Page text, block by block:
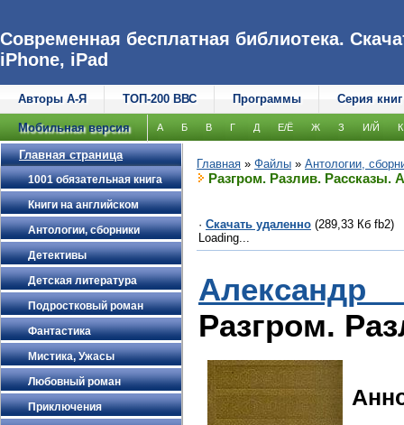
Современная бесплатная библиотека.
iPhone, iPad
Авторы А-Я ТОП-200 ВВС Программы Серия книг
Мобильная версия А Б В Г Д Е/Ё Ж З И/Й К
Главная страница
1001 обязательная книга
Книги на английском
Антологии, сборники
Детективы
Детская литература
Подростковый роман
Фантастика
Мистика, Ужасы
Любовный роман
Приключения
Главная » Файлы » Антологии,
Разгром. Разлив. Рассказы.
· Скачать удаленно (289,33 Кб fb2)
Loading...
Разгром.